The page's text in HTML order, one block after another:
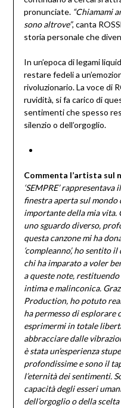
pronunciate. “Chiamami
sono altrove”, canta
storia personale che
In un’epoca di legami
restare fedeli a
rivoluzionario. La voce di
ruvidità, si fa carico di
sentimenti che spesso
silenzio o dell’orgoglio.
Commenta l’artista sul
‘SEMPRE’
finestra aperta sul mondo
importante della mia vita.
uno sguardo diverso,
questa canzone mi ha
‘compleanno’, ho sentito
chi ha imparato a voler
a queste note,
intima e malinconica.
Production, ho potuto
ha permesso di
esprimermi in totale
abbracciare dalle
è stata un’esperienza
profondissime e sono il
l’eternità dei sentimenti.
capacità degli esseri
dell’orgoglio o della